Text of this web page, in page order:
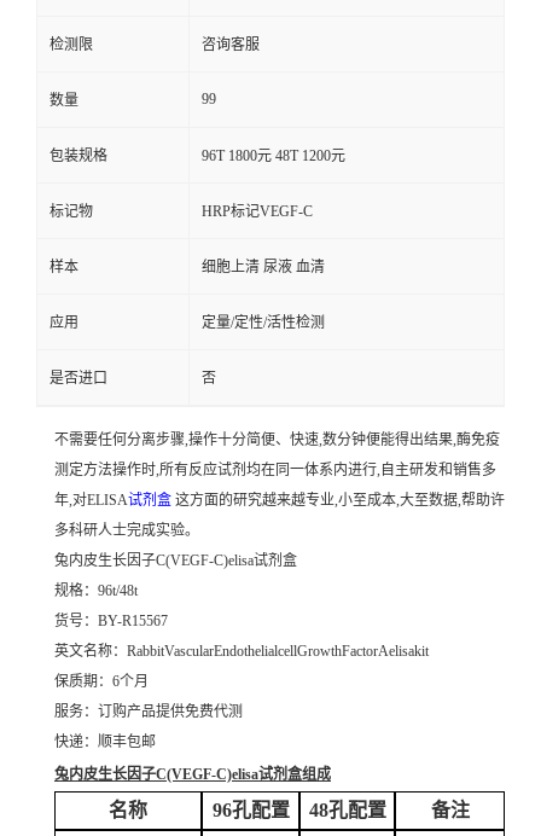
检测限 咨询客服
数量 99
包装规格 96T 1800元 48T 1200元
标记物 HRP标记VEGF-C
样本 细胞上清 尿液 血清
应用 定量/定性/活性检测
是否进口 否
不需要任何分离步骤,操作十分简便、快速,数分钟便能得出结果,酶免疫
测定方法操作时,所有反应试剂均在同一体系内进行,自主研发和销售多
年,对ELISA试剂盒 这方面的研究越来越专业,小至成本,大至数据,帮助许
多科研人士完成实验。
兔内皮生长因子C(VEGF-C)elisa试剂盒
规格：96t/48t
货号：BY-R15567
英文名称： RabbitVascularEndothelialcellGrowthFactorAelisakit
保质期：6个月
服务：订购产品提供免费代测
快递：顺丰包邮
兔内皮生长因子C(VEGF-C)elisa试剂盒组成
名称 96孔配置 48孔配置 备注